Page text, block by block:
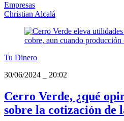
Empresas
Christian Alcalá
Tu Dinero
30/06/2024
20:02
Cerro Verde, ¿qué
sobre la cotización de